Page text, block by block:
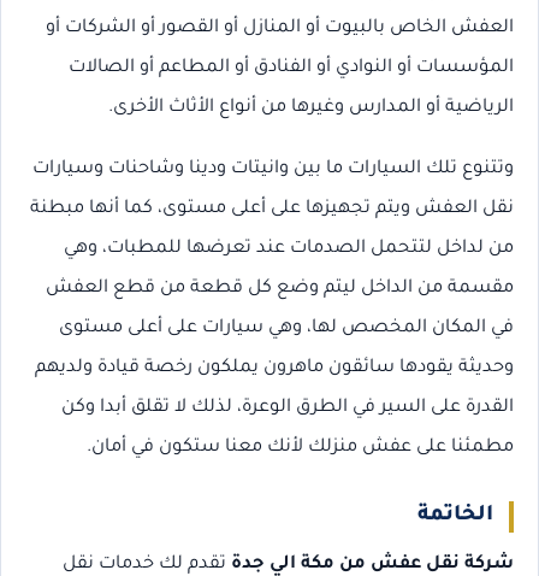
العفش الخاص بالبيوت أو المنازل أو القصور أو الشركات أو
المؤسسات أو النوادي أو الفنادق أو المطاعم أو الصالات
الرياضية أو المدارس وغيرها من أنواع الأثاث الأخرى.
وتتنوع تلك السيارات ما بين وانيتات ودينا وشاحنات وسيارات
نقل العفش ويتم تجهيزها على أعلى مستوى، كما أنها مبطنة
من لداخل لتتحمل الصدمات عند تعرضها للمطبات، وهي
مقسمة من الداخل ليتم وضع كل قطعة من قطع العفش
في المكان المخصص لها، وهي سيارات على أعلى مستوى
وحديثة يقودها سائقون ماهرون يملكون رخصة قيادة ولديهم
القدرة على السير في الطرق الوعرة، لذلك لا تقلق أبدا وكن
مطمئنا على عفش منزلك لأنك معنا ستكون في أمان.
الخاتمة
شركة نقل عفش من مكة الي جدة تقدم لك خدمات نقل